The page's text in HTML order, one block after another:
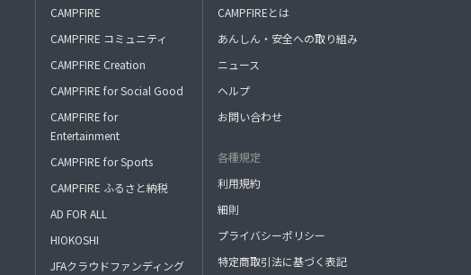
CAMPFIRE
CAMPFIRE コミュニティ
CAMPFIRE Creation
CAMPFIRE for Social Good
CAMPFIRE for
Entertainment
CAMPFIRE for Sports
CAMPFIRE ふるさと納税
AD FOR ALL
HIOKOSHI
JFAクラウドファンディング
CAMPFIREとは
あんしん・安全への取り組み
ニュース
ヘルプ
お問い合わせ
各種規定
利用規約
細則
プライバシーポリシー
特定商取引法に基づく表記